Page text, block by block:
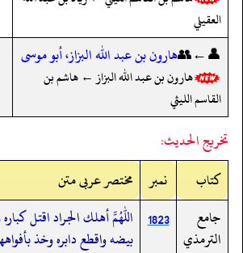
العقيلي
👤←👥هارون بن عبد الله البزاز، أبو موسى
هارون بن عبد الله البزاز ← هاشم بن
القاسم الليثي
تخريج الحديث:
کتاب
نمبر
مختصر عربی متن
جامع
الترمذي
1823 اللهم أهلك الجراد اقتل
بيضه واقطع دابره وخذ